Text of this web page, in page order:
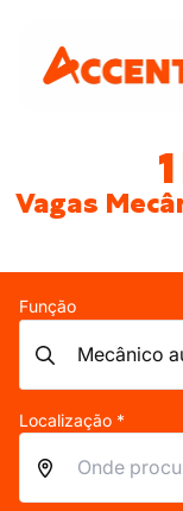
Vagas
Função
Localização *